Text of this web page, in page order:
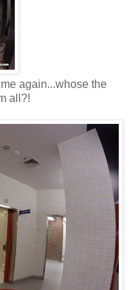
again...whose the
all?!